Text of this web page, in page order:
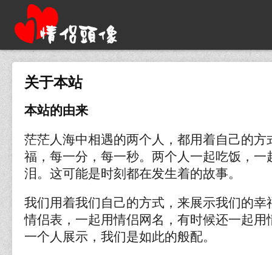
关于本站
本站的由来
茫茫人海中相遇的两个人，都用着自己的
福，每一分，每一秒。两个人一起吃饭，
泪。这可能是时刻都在发生着的故事。
我们用着我们自己的方式，来展示我们的
情侣表，一起用情侣网名，有时候还一起
一个人展示，我们是如此的般配。